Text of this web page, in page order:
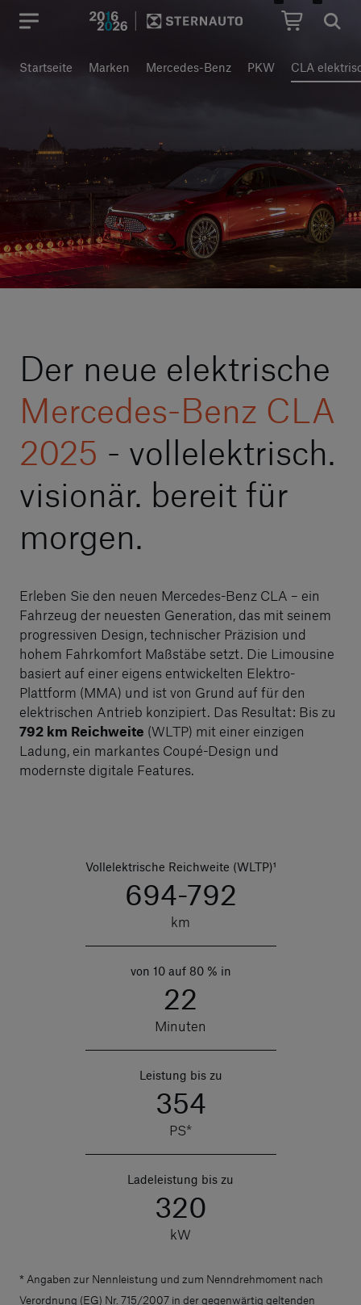
Hauptregion der Seite
Startseite Marken Mercedes-Benz PKW CLA
Der neue elektrische
Mercedes-Benz CLA
2025 - vollelektrisch.
visionär. bereit für
morgen.
Erleben Sie den neuen Mercedes-Benz CLA – ein
Fahrzeug der neuesten Generation, das mit seinem
progressiven Design, technischer Präzision und
hohem Fahrkomfort Maßstäbe setzt. Die Limousine
basiert auf einer eigens entwickelten Elektro-
Plattform (MMA) und ist von Grund auf für den
elektrischen Antrieb konzipiert. Das Resultat: Bis zu
792 km Reichweite (WLTP) mit einer einzigen
Ladung, ein markantes Coupé-Design und
modernste digitale Features.
Vollelektrische Reichweite (WLTP)¹
694-792
km
von 10 auf 80 % in
22
Minuten
Leistung bis zu
354
PS*
Ladeleistung bis zu
320
kW
* Angaben zur Nennleistung und zum Nenndrehmoment nach
Verordnung (EG) Nr. 715/2007 in der gegenwärtig geltenden